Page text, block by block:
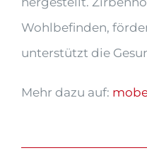
Wohlbefinden,
unterstützt die
Mehr dazu auf: